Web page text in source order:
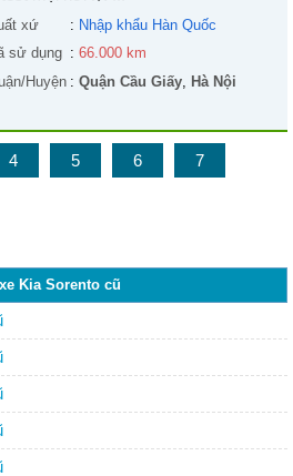
xứ : Nhập khẩu Hàn Quốc
sử dụng : 66.000 km
Huyện : Quận Cầu Giấy, Hà Nội
4 5 6 7
Kia Sorento cũ